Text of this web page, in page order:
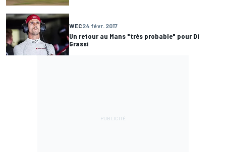
WEC24 févr. 2017
Un retour au Mans "très probable" pour Di
Grassi